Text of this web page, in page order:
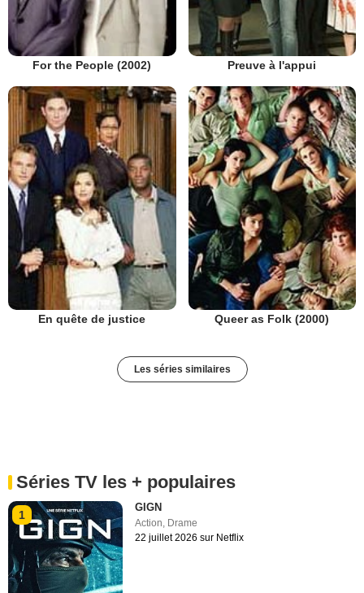
For the People (2002) Preuve à l'appui
En quête de justice Queer as Folk (2000)
Les séries similaires
Séries TV les + populaires
1
GIGN
Action, Drame
22 juillet 2026 sur Netflix